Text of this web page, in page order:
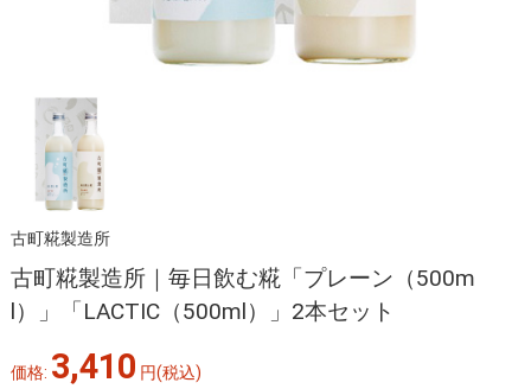
古町糀製造所
古町糀製造所｜毎日飲む糀「プレーン（500m
l）」「LACTIC（500ml）」2本セット
価格: 3,410 円(税込)